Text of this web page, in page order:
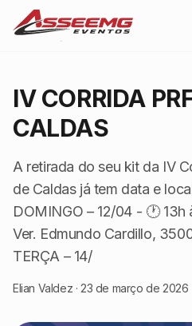
IV CORRIDA
CALDAS
A retirada do seu kit da IV
de Caldas já tem data e
DOMINGO – 12/04 - 🕐 13h
Ver. Edmundo Cardillo,
TERÇA – 14/
Elian Valdez · 23 de março de 2026